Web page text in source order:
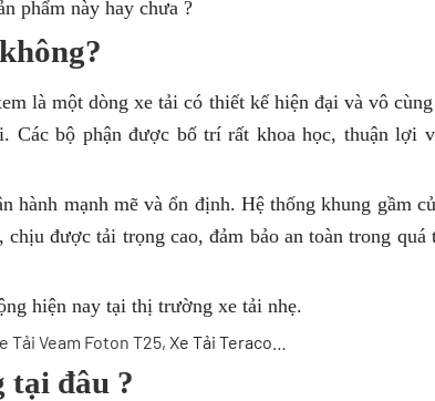
phẩm này hay chưa ?
là một dòng xe tải có thiết kế hiện đại và vô
bộ phận được bố trí rất khoa học, thuận lợi
hành mạnh mẽ và ổn định. Hệ thống khung gầm
được tải trọng cao, đảm bảo an toàn trong quá
hiện nay tại thị trường xe tải nhẹ.
Tải Veam Foton T25, Xe Tải Teraco…
tại đâu ?